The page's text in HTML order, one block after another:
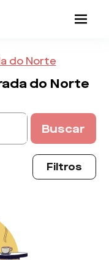
do Norte
do Norte
Buscar
Filtros